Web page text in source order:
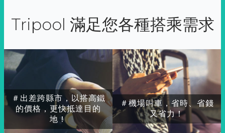
Tripool 滿足您各種搭乘需求
＃出差跨縣市，以搭高鐵
的價格，更快抵達目的
地！
＃機場叫車，省時、省錢
又省力！